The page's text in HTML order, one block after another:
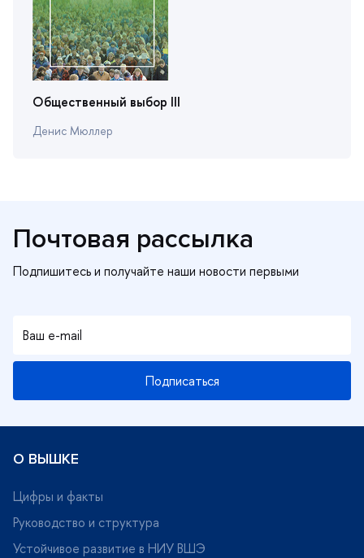
Общественный выбор III
Денис Мюллер
Почтовая рассылка
Подписаться
О ВЫШКЕ
Цифры и факты
Руководство и структура
Устойчивое развитие в НИУ ВШЭ